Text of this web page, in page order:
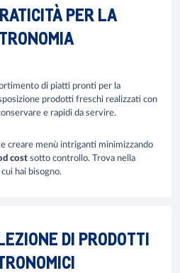
PER LA
di piatti pronti per la
prodotti freschi realizzati con
e rapidi da servire.
creare menù intriganti minimizzando
cost sotto controllo. Trova nella
hai bisogno.
DI PRODOTTI